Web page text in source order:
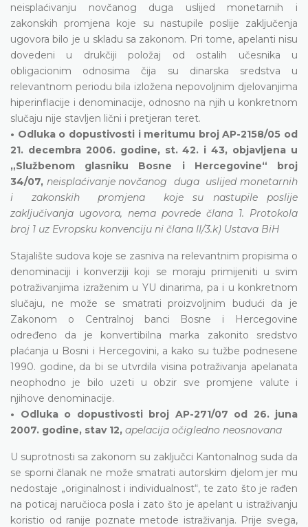
neisplaćivanju novčanog duga uslijed monetarnih i
zakonskih promjena koje su nastupile poslije zaključenja
ugovora bilo je u skladu sa zakonom. Pri tome, apelanti nisu
dovedeni u drukčiji položaj od ostalih učesnika u
obligacionim odnosima čija su dinarska sredstva u
relevantnom periodu bila izložena nepovoljnim djelovanjima
hiperinflacije i denominacije, odnosno na njih u konkretnom
slučaju nije stavljen lični i pretjeran teret.
• Odluka o dopustivosti i meritumu broj AP-2158/05 od
21. decembra 2006. godine, st. 42. i 43, objavljena u
„Službenom glasniku Bosne i Hercegovine“ broj
34/07, neisplaćivanje novčanog duga uslijed monetarnih
i zakonskih promjena koje su nastupile poslije
zaključivanja ugovora, nema povrede člana 1. Protokola
broj 1 uz Evropsku konvenciju ni člana II/3.k) Ustava BiH
Stajalište sudova koje se zasniva na relevantnim propisima o
denominaciji i konverziji koji se moraju primijeniti u svim
potraživanjima izraženim u YU dinarima, pa i u konkretnom
slučaju, ne može se smatrati proizvoljnim budući da je
Zakonom o Centralnoj banci Bosne i Hercegovine
određeno da je konvertibilna marka zakonito sredstvo
plaćanja u Bosni i Hercegovini, a kako su tužbe podnesene
1990. godine, da bi se utvrdila visina potraživanja apelanata
neophodno je bilo uzeti u obzir sve promjene valute i
njihove denominacije.
• Odluka o dopustivosti broj AP-271/07 od 26. juna
2007. godine, stav 12, apelacija očigledno neosnovana
U suprotnosti sa zakonom su zaključci Kantonalnog suda da
se sporni članak ne može smatrati autorskim djelom jer mu
nedostaje „originalnost i individualnost“, te zato što je rađen
na poticaj naručioca posla i zato što je apelant u istraživanju
koristio od ranije poznate metode istraživanja. Prije svega,